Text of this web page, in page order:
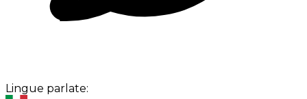
Lingue parlate: